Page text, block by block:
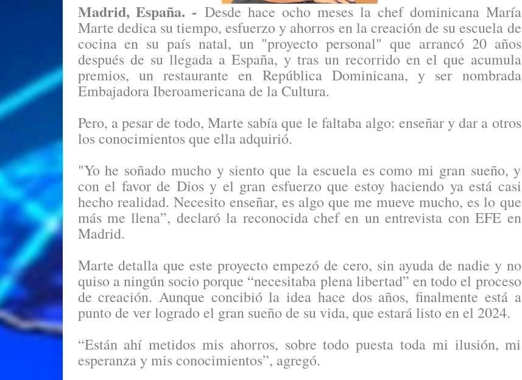
Madrid, España. -Desde hace ocho meses la chef dominicana María
Marte dedica su tiempo, esfuerzo y ahorros en la creación de su escuela de
cocina en su país natal, un "proyecto personal" que arrancó 20 años
después de su llegada a España, y tras un recorrido en el que acumula
premios, un restaurante en República Dominicana, y ser nombrada
Embajadora Iberoamericana de la Cultura.
Pero, a pesar de todo, Marte sabía que le faltaba algo: enseñar y dar a otros
los conocimientos que ella adquirió.
"Yo he soñado mucho y siento que la escuela es como mi gran sueño, y
con el favor de Dios y el gran esfuerzo que estoy haciendo ya está casi
hecho realidad. Necesito enseñar, es algo que me mueve mucho, es lo que
más me llena”, declaró la reconocida chef en un entrevista con EFE en
Madrid.
Marte detalla que este proyecto empezó de cero, sin ayuda de nadie y no
quiso a ningún socio porque “necesitaba plena libertad” en todo el proceso
de creación. Aunque concibió la idea hace dos años, finalmente está a
punto de ver logrado el gran sueño de su vida, que estará listo en el 2024.
“Están ahí metidos mis ahorros, sobre todo puesta toda mi ilusión, mi
esperanza y mis conocimientos”, agregó.